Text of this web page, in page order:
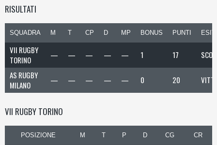
RISULTATI
SQUADRA M T CP D MP BONUS PUNTI
VII RUGBY
TORINO
— — — — — 1 17
AS RUGBY
MILANO
— — — — — 0 20
VII RUGBY TORINO
POSIZIONE M T P D CG CR